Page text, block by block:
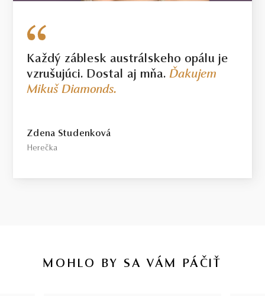
Každý záblesk austrálskeho opálu je
vzrušujúci. Dostal aj mňa.Ďakujem
Mikuš Diamonds.
Zdena Studenková
Herečka
MOHLO BY SA VÁM PÁČIŤ